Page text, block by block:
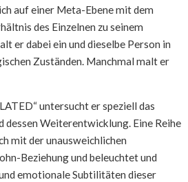
auf einer Meta-Ebene mit dem
des Einzelnen zu seinem
er dabei ein und dieselbe Person in
Zuständen. Manchmal malt er
untersucht er speziell das
dessen Weiterentwicklung. Eine Reihe
mit der unausweichlichen
Beziehung und beleuchtet und
emotionale Subtilitäten dieser